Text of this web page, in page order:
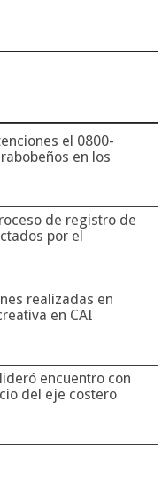
el 0800-
en los
de registro de
por el
realizadas en
en CAI
encuentro con
del eje costero